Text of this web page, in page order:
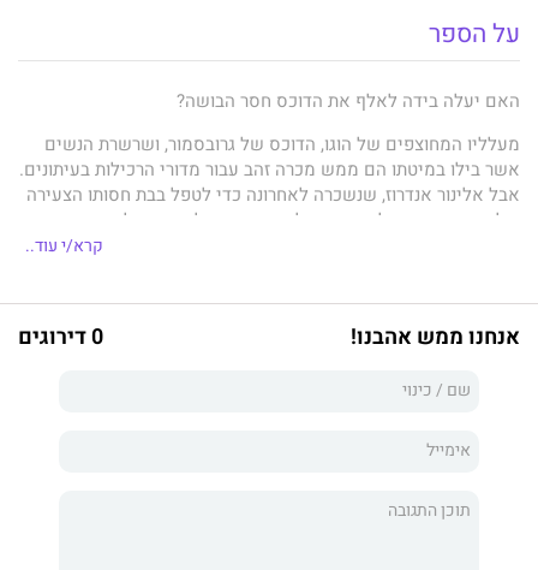
על הספר
האם יעלה בידה לאלף את הדוכס חסר הבושה?
מעלליו המחוצפים של הוגו, הדוכס של גרובסמור, ושרשרת הנשים
אשר בילו במיטתו הם ממש מכרה זהב עבור מדורי הרכילות בעיתונים.
אבל אלינור אנדרוז, שנשכרה לאחרונה כדי לטפל בבת חסותו הצעירה
של הדוכס, מוכנה להתייחס אליו אך ורק כאל הבוס שלה. היא זקוקה
נואשות לעבודה הזאת. לא משנה כמה נפלא נראה הוגו, המחיר שהיא
ולקהה חושים, והוא אינו טורח כלל וככל לסתור את השמועות
והוא פשוט חייב למצוא את הדרך לגרום לעובדת הלחוצה הזאת שלו
רומן עכשווי בסגנון היסטורי המתרחש באנגליה הכפרית.
קרא/י עוד..
אנחנו ממש אהבנו! 0 דירוגים